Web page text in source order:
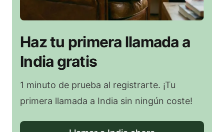
Haz tu primera llamada a
India gratis
1 minuto de prueba al registrarte. ¡Tu
primera llamada a India sin ningún coste!